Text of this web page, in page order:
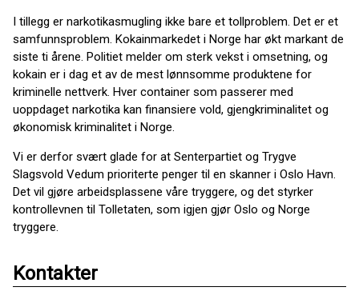
I tillegg er narkotikasmugling ikke bare et tollproblem. Det er et
samfunnsproblem. Kokainmarkedet i Norge har økt markant de
siste ti årene. Politiet melder om sterk vekst i omsetning, og
kokain er i dag et av de mest lønnsomme produktene for
kriminelle nettverk. Hver container som passerer med
uoppdaget narkotika kan finansiere vold, gjengkriminalitet og
økonomisk kriminalitet i Norge.
Vi er derfor svært glade for at Senterpartiet og Trygve
Slagsvold Vedum prioriterte penger til en skanner i Oslo Havn.
Det vil gjøre arbeidsplassene våre tryggere, og det styrker
kontrollevnen til Tolletaten, som igjen gjør Oslo og Norge
tryggere.
Kontakter